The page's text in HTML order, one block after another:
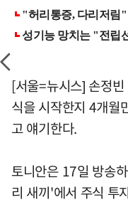
[서울=뉴시스] 손정
식을 시작한지 4개월
고 얘기한다.
토니안은 17일 방송
리 새끼'에서 주식 투